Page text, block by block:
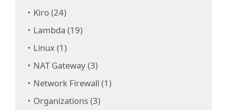
Kiro (24)
Lambda (19)
Linux (1)
NAT Gateway (3)
Network Firewall (1)
Organizations (3)